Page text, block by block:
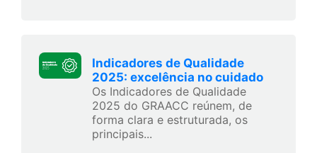
Indicadores de Qualidade
2025: excelência no cuidado
Os Indicadores de Qualidade
2025 do GRAACC reúnem, de
forma clara e estruturada, os
principais...